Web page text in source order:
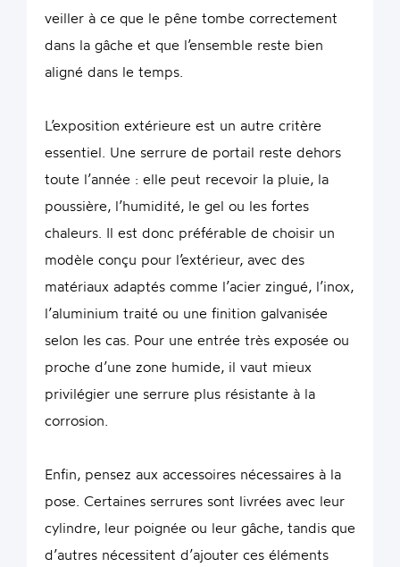
veiller à ce que le pêne tombe correctement
dans la gâche et que l’ensemble reste bien
aligné dans le temps.
L’exposition extérieure est un autre critère
essentiel. Une serrure de portail reste dehors
toute l’année : elle peut recevoir la pluie, la
poussière, l’humidité, le gel ou les fortes
chaleurs. Il est donc préférable de choisir un
modèle conçu pour l’extérieur, avec des
matériaux adaptés comme l’acier zingué, l’inox,
l’aluminium traité ou une finition galvanisée
selon les cas. Pour une entrée très exposée ou
proche d’une zone humide, il vaut mieux
privilégier une serrure plus résistante à la
corrosion.
Enfin, pensez aux accessoires nécessaires à la
pose. Certaines serrures sont livrées avec leur
cylindre, leur poignée ou leur gâche, tandis que
d’autres nécessitent d’ajouter ces éléments